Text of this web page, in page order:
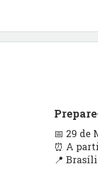
📅 29 de
⏰ A
📍